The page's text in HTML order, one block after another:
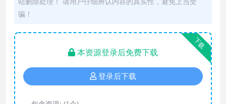
骗！
下载
本资源登录后免费下载
登录后下载